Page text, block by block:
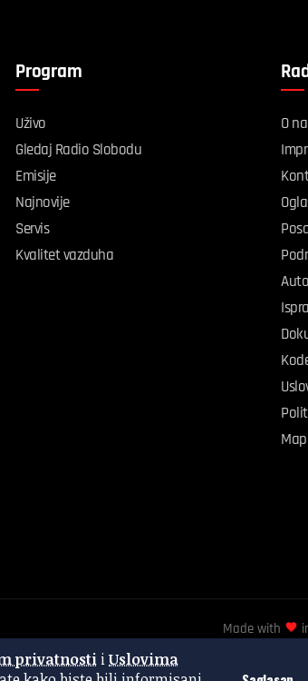
privatnosti iUslovima
Program
Uživo
Gledaj Radio Slobodu
Emisije
Najnovije
Servis
Kvalitet vazduha
O
Made with